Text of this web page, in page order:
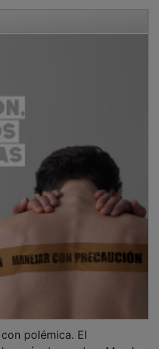
de que Leo Mendes,